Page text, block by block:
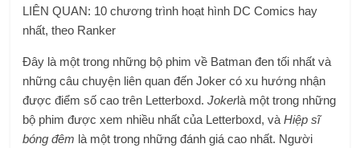
LIÊN QUAN: 10 chương trình hoạt hình DC Comics hay
nhất, theo Ranker
Đây là một trong những bộ phim về Batman đen tối nhất và
những câu chuyện liên quan đến Joker có xu hướng nhận
được điểm số cao trên Letterboxd.Jokerlà một trong những
bộ phim được xem nhiều nhất của Letterboxd, vàHiệp sĩ
bóng đêm là một trong những đánh giá cao nhất. Người